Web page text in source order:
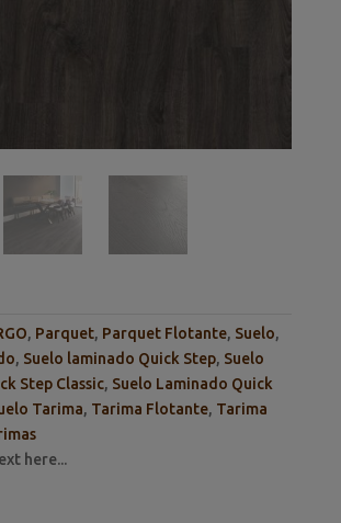
, Parquet, Parquet Flotante, Suelo,
, Suelo laminado Quick Step, Suelo
Step Classic, Suelo Laminado Quick
Tarima, Tarima Flotante, Tarima
here...